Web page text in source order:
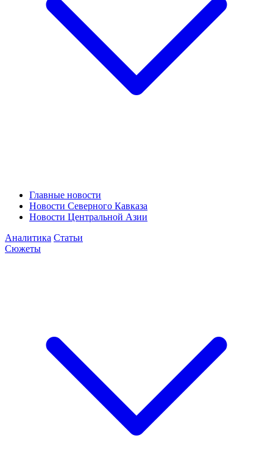
Главные новости
Новости Северного Кавказа
Новости Центральной Азии
Аналитика Статьи
Сюжеты